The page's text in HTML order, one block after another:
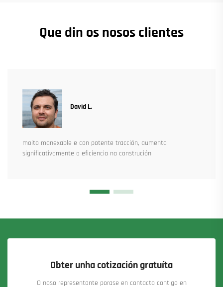
Que din os nosos clientes
David L.
moito manexable e con potente tracción, aumenta
significativamente a eficiencia na construción
Obter unha cotización gratuíta
O noso representante porase en contacto contigo en